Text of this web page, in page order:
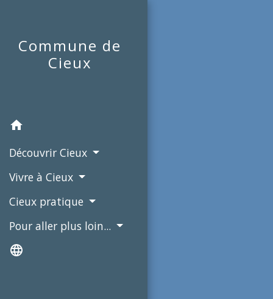
Commune de
Cieux
home
Découvrir Cieux
Vivre à Cieux
Cieux pratique
Pour aller plus loin...
language